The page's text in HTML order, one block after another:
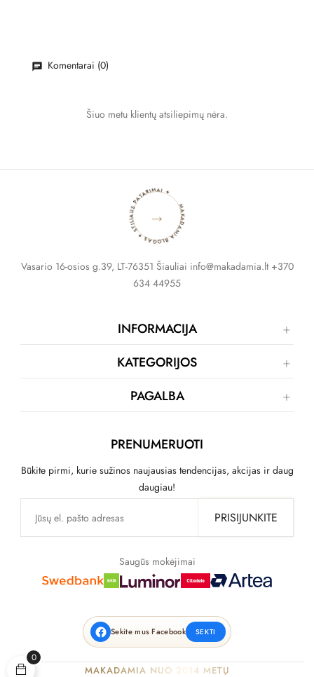
Komentarai (0)
Šiuo metu klientų atsiliepimų nėra.
MAKADAMIA BLOGAS ✦ STILIAUS PATARIMAI ✦
→
Vasario 16-osios g.39, LT-76351 Šiauliai info@makadamia.lt +370
634 44955
INFORMACIJA
KATEGORIJOS
PAGALBA
PRENUMERUOTI
Būkite pirmi, kurie sužinos naujausias tendencijas, akcijas ir daug
daugiau!
PRISIJUNKITE
Saugūs mokėjimai
Sekite mus Facebook SEKTI
MAKADAMIA NUO 2014 METŲ
0